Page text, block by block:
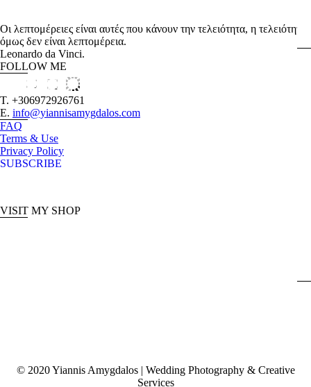
VISIT MY SHOP
Οι λεπτομέρειες είναι αυτές που κάνουν την τελειότητα, η τελειότητα
όμως δεν είναι λεπτομέρεια.
Leonardo da Vinci.
FOLLOW ME
T. +306972926761
E. info@yiannisamygdalos.com
FAQ
Terms & Use
Privacy Policy
SUBSCRIBE
© 2020 Yiannis Amygdalos | Wedding Photography & Creative
Services